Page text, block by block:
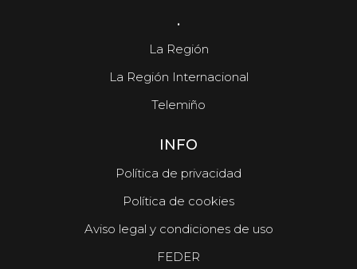
.
La Región
La Región Internacional
Telemiño
INFO
Política de privacidad
Política de cookies
Aviso legal y condiciones de uso
FEDER